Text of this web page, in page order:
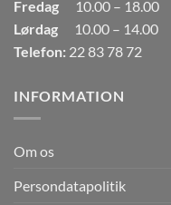
Fredag
10.00 – 18.00
Lørdag
10.00 – 14.00
Telefon: 22 83 78 72
INFORMATION
Om os
Persondatapolitik